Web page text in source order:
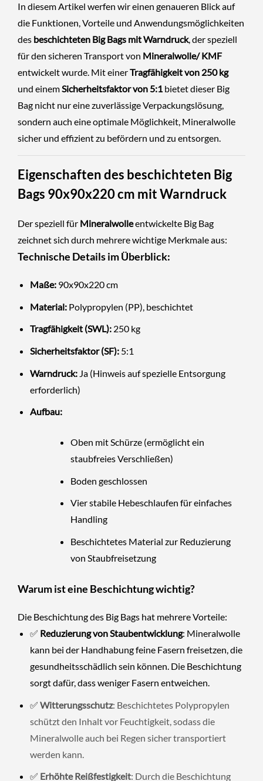
In diesem Artikel werfen wir einen genaueren Blick auf
die Funktionen, Vorteile und Anwendungsmöglichkeiten
des beschichteten Big Bags mit Warndruck, der speziell
für den sicheren Transport von Mineralwolle/ KMF
entwickelt wurde. Mit einerTragfähigkeit von 250 kg
und einemSicherheitsfaktor von 5:1 bietet dieser Big
Bag nicht nur eine zuverlässige Verpackungslösung,
sondern auch eine optimale Möglichkeit, Mineralwolle
sicher und effizient zu befördern und zu entsorgen.
Eigenschaften des beschichteten Big
Bags 90x90x220 cm mit Warndruck
Der speziell für Mineralwolleentwickelte Big Bag
zeichnet sich durch mehrere wichtige Merkmale aus:
Technische Details im Überblick:
Maße:90x90x220 cm
Material:Polypropylen (PP), beschichtet
Tragfähigkeit (SWL):250 kg
Sicherheitsfaktor (SF):5:1
Warndruck:Ja (Hinweis auf spezielle Entsorgung
erforderlich)
Aufbau:
Oben mit Schürze (ermöglicht ein
staubfreies Verschließen)
Boden geschlossen
Vier stabile Hebeschlaufen für einfaches
Handling
Beschichtetes Material zur Reduzierung
von Staubfreisetzung
Warum ist eine Beschichtung wichtig?
Die Beschichtung des Big Bags hat mehrere Vorteile:
✅ Reduzierung von Staubentwicklung: Mineralwolle
kann bei der Handhabung feine Fasern freisetzen, die
gesundheitsschädlich sein können. Die Beschichtung
sorgt dafür, dass weniger Fasern entweichen.
✅ Witterungsschutz: Beschichtetes Polypropylen
schützt den Inhalt vor Feuchtigkeit, sodass die
Mineralwolle auch bei Regen sicher transportiert
werden kann.
✅ Erhöhte Reißfestigkeit: Durch die Beschichtung